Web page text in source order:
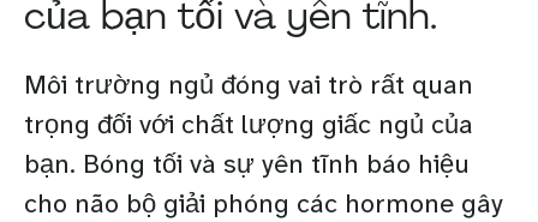
của bạn tối và yên tĩnh.
Môi trường ngủ đóng vai trò rất quan
trọng đối với chất lượng giấc ngủ của
bạn. Bóng tối và sự yên tĩnh báo hiệu
cho não bộ giải phóng các hormone gây